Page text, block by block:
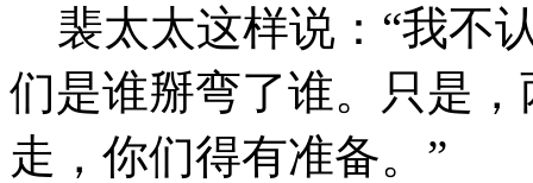
裴太太这样说：“我不
们是谁掰弯了谁。只是
走，你们得有准备。”